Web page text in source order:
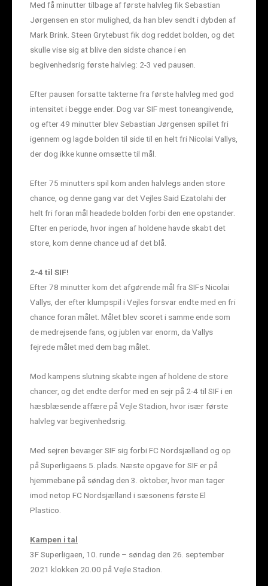
Med få minutter tilbage af første halvleg fik Sebastian
Jørgensen en stor mulighed, da han blev sendt i dybden af
Mark Brink. Steen Grytebust fik dog reddet bolden, og det
skulle vise sig at blive den sidste chance i en
begivenhedsrig første halvleg: 2-3 ved pausen.
Efter pausen forsatte takterne fra første halvleg med god
intensitet i begge ender. Dog var SIF mest toneangivende,
og efter 49 minutter blev Sebastian Jørgensen spillet fri
igennem og lagde bolden til side til en helt fri Nicolai Vallys,
der dog ikke kunne omsætte til mål.
Efter 75 minutters spil kom anden halvlegs anden store
chance, og denne gang var det Vejles Said Ezatolahi der
helt fri foran mål headede bolden forbi den ene opstander.
Efter en periode, hvor ingen af holdene havde skabt det
store, kom denne chance ud af det blå.
2-4 til SIF!
Efter 78 minutter kom det afgørende mål fra SIFs Nicolai
Vallys, der efter klumpspil i Vejles forsvar endte med en fri
chance foran målet. Målet blev scoret i samme ende som
de medrejsende fans, og jublen var enorm, da Vallys
fejrede målet med dem bag målet.
Mod kampens slutning skabte ingen af holdene de store
chancer, og det endte derfor med en sejr på 2-4 til SIF i en
hæsblæsende affære på Vejle Stadion, hvor især første
halvleg var begivenhedsrig.
Med sejren bevæger SIF sig forbi FC Nordsjælland og op
på Superligaens 5. plads. Næste opgave for SIF er på
hjemmebane på søndag den 3. oktober, hvor man tager
imod netop FC Nordsjælland i sæsonens første El
Plastico.
Kampen i tal
3F Superligaen, 10. runde – søndag den 26. september
2021 klokken 20.00 på Vejle Stadion.